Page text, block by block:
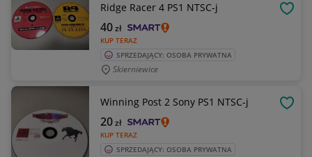
Ridge Racer 4 PS1 NTSC-j
KUP TERAZ
40zł
SPRZEDAJĄCY: OSOBA PRYWATNA
Skierniewice
Winning Post 2 Sony PS1 NTSC-j
KUP TERAZ
20zł
SPRZEDAJĄCY: OSOBA PRYWATNA